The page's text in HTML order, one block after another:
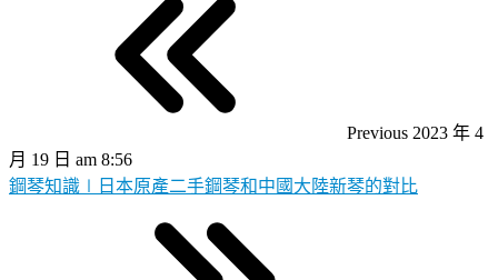
Previous 2023 年 4
月 19 日 am 8:56
鋼琴知識∣日本原產二手鋼琴和中國大陸新琴的對比